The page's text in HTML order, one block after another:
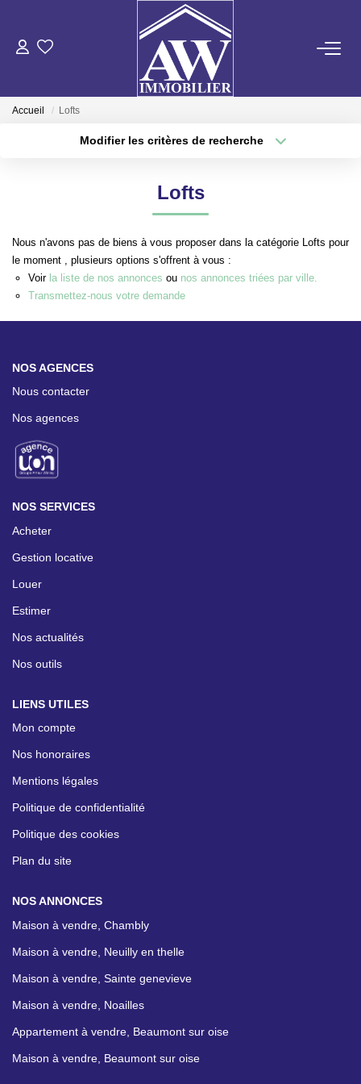
ACHETER
NOS AGENCES
ON RECRUTE !
Accueil Lofts
Modifier les critères de recherche
Budget max Plus de critères
Lofts
Nous n'avons pas de biens à vous proposer dans la catégorie Lofts pour
le moment , plusieurs options s'offrent à vous :
Voir la liste de nos annonces ou nos annonces triées par ville.
Transmettez-nous votre demande
NOS AGENCES
Nous contacter
Nos agences
NOS SERVICES
Acheter
Gestion locative
Louer
Estimer
Nos actualités
Nos outils
LIENS UTILES
Mon compte
Nos honoraires
Mentions légales
Politique de confidentialité
Politique des cookies
Plan du site
NOS ANNONCES
Maison à vendre, Chambly
Maison à vendre, Neuilly en thelle
Maison à vendre, Sainte genevieve
Maison à vendre, Noailles
Appartement à vendre, Beaumont sur oise
Maison à vendre, Beaumont sur oise